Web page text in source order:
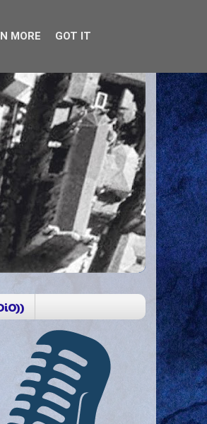
MORE GOT IT